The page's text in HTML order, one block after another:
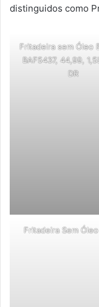
distinguidos como
Fritadeira sem Óleo
BAF5437, 44,99,
DR
Fritadeira Sem